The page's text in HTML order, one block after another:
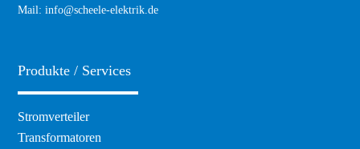
Mail:info@scheele-elektrik.de
Produkte / Services
Navigation
überspringen
Stromverteiler
Transformatoren